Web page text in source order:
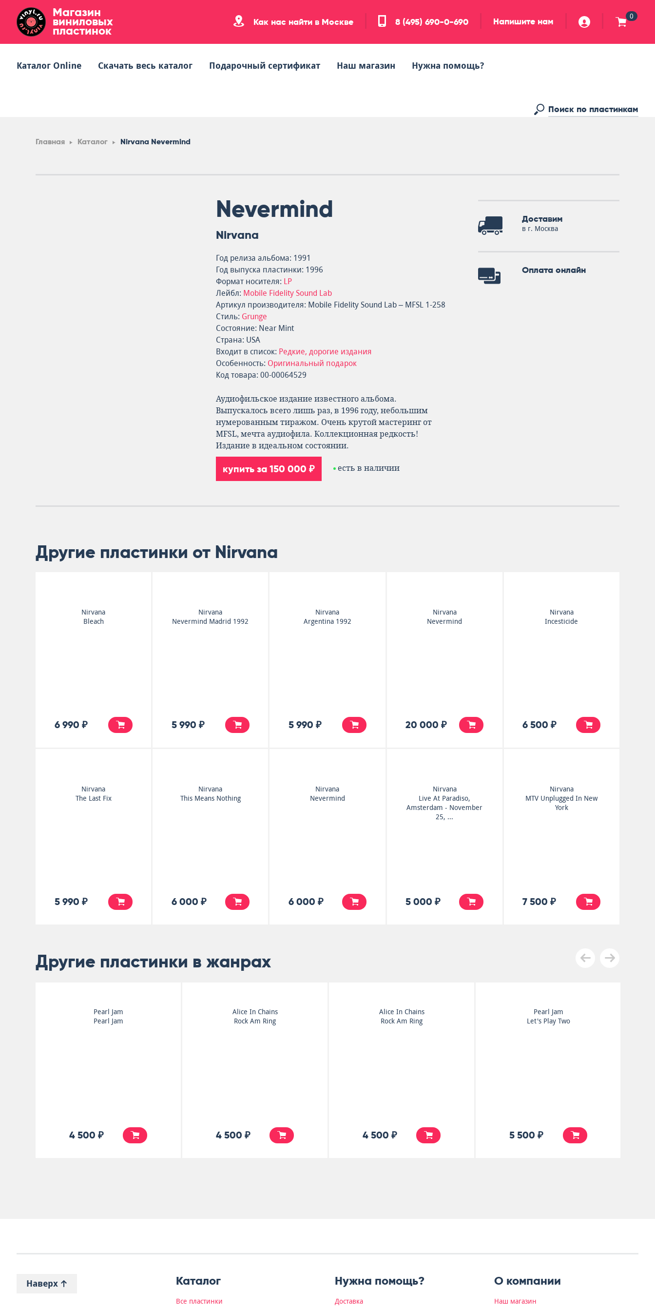
Магазин
виниловых
пластинок
Как нас найти в Москве 8 (495) 690-0-690 Напишите нам 0
Каталог Online Скачать весь каталог Подарочный сертификат Наш магазин Нужна помощь?
Главная Каталог Nirvana Nevermind
Nevermind
Nirvana
Год релиза альбома: 1991
Год выпуска пластинки: 1996
Формат носителя: LP
Лейбл: Mobile Fidelity Sound Lab
Артикул производителя: Mobile Fidelity Sound Lab – MFSL 1-258
Стиль: Grunge
Состояние: Near Mint
Страна: USA
Входит в список: Редкие, дорогие издания
Особенность: Оригинальный подарок
Код товара: 00-00064529
Аудиофильское издание известного альбома.
Выпускалось всего лишь раз, в 1996 году, небольшим
нумерованным тиражом. Очень крутой мастеринг от
MFSL, мечта аудиофила. Коллекционная редкость!
Издание в идеальном состоянии.
купить за 150 000 ₽ есть в наличии
Доставим
в г. Москва
Оплата онлайн
Другие пластинки от Nirvana
Nirvana
Bleach
6 990 ₽
Nirvana
Nevermind Madrid 1992
5 990 ₽
Nirvana
Argentina 1992
5 990 ₽
Nirvana
Nevermind
20 000 ₽
Nirvana
Incesticide
6 500 ₽
Nirvana
The Last Fix
5 990 ₽
Nirvana
This Means Nothing
6 000 ₽
Nirvana
Nevermind
6 000 ₽
Nirvana
Live At Paradiso,
Amsterdam - November
25, ...
5 000 ₽
Nirvana
MTV Unplugged In New
York
7 500 ₽
Другие пластинки в жанрах
Pearl Jam
Pearl Jam
4 500 ₽
Alice In Chains
Rock Am Ring
4 500 ₽
Alice In Chains
Rock Am Ring
4 500 ₽
Pearl Jam
Let's Play Two
5 500 ₽
Наверх Каталог
Все пластинки
Нужна помощь?
Доставка
О компании
Наш магазин